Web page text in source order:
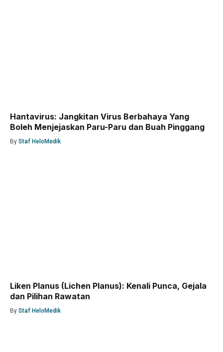
Hantavirus: Jangkitan Virus Berbahaya Yang
Boleh Menjejaskan Paru-Paru dan Buah Pinggang
By Staf HeloMedik
Liken Planus (Lichen Planus): Kenali Punca, Gejala
dan Pilihan Rawatan
By Staf HeloMedik